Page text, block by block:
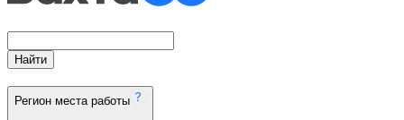
Найти
Регион места работы